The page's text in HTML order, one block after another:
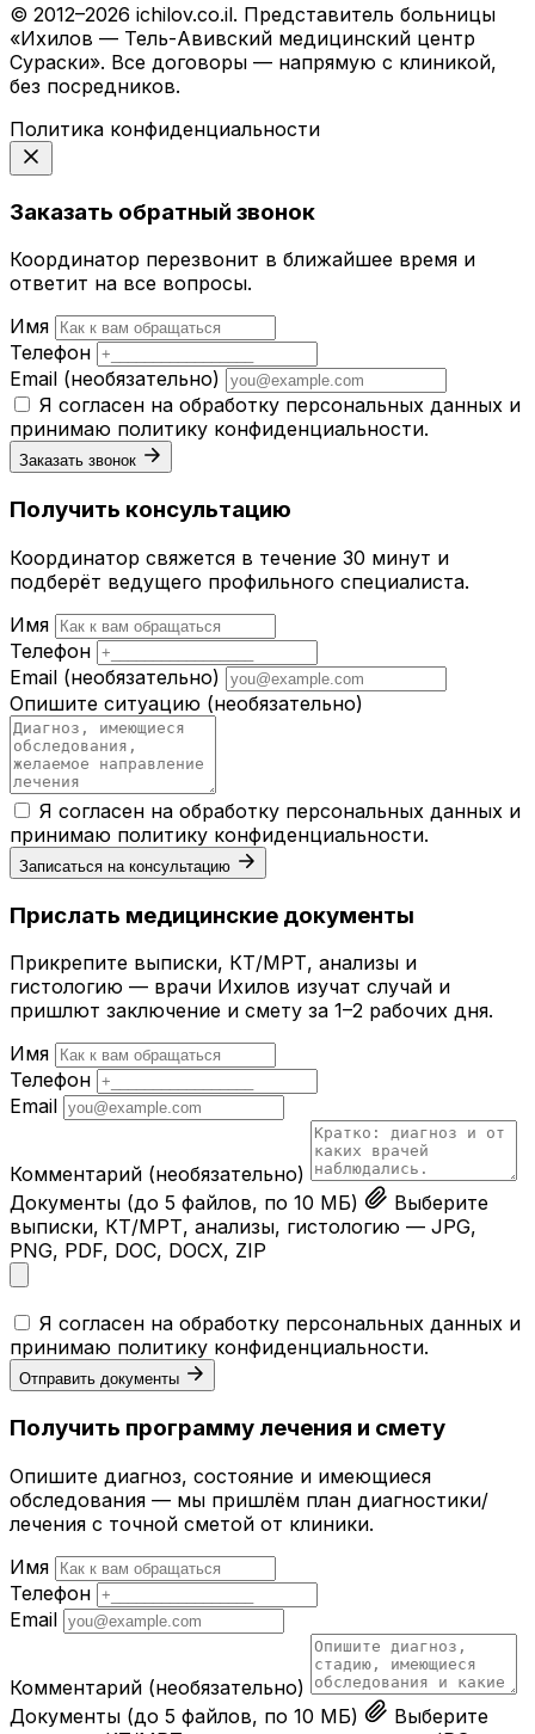
© 2012–2026 ichilov.co.il. Представитель больницы
«Ихилов — Тель-Авивский медицинский центр
Сураски». Все договоры — напрямую с клиникой,
без посредников.
Политика конфиденциальности
Заказать обратный звонок
Координатор перезвонит в ближайшее время и
ответит на все вопросы.
Имя
Телефон
Email (необязательно)
Я согласен на обработку персональных данных и
принимаю политику конфиденциальности.
Заказать звонок
Получить консультацию
Координатор свяжется в течение 30 минут и
подберёт ведущего профильного специалиста.
Имя
Телефон
Email (необязательно)
Опишите ситуацию (необязательно)
Я согласен на обработку персональных данных и
принимаю политику конфиденциальности.
Записаться на консультацию
Прислать медицинские документы
Прикрепите выписки, КТ/МРТ, анализы и
гистологию — врачи Ихилов изучат случай и
пришлют заключение и смету за 1–2 рабочих дня.
Имя
Телефон
Email
Комментарий (необязательно)
Документы (до 5 файлов, по 10 МБ)
Выберите
выписки, КТ/МРТ, анализы, гистологию — JPG,
PNG, PDF, DOC, DOCX, ZIP
Я согласен на обработку персональных данных и
принимаю политику конфиденциальности.
Отправить документы
Получить программу лечения и смету
Опишите диагноз, состояние и имеющиеся
обследования — мы пришлём план диагностики/
лечения с точной сметой от клиники.
Имя
Телефон
Email
Комментарий (необязательно)
Документы (до 5 файлов, по 10 МБ)
Выберите